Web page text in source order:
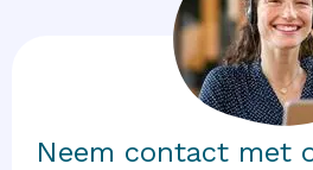
Neem contact met